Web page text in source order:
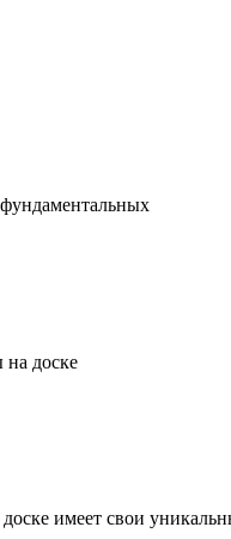
на доске
имеет свои